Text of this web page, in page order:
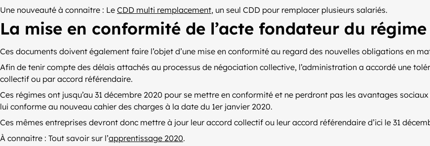
Une nouveauté à connaitre : Le CDD multi remplacement, un seul CDD pour remplacer plusieurs salariés.
La mise en conformité de l’acte fondateur du
Ces documents doivent également faire l’objet d’une mise en conformité au regard des nouvelles obligations en
Afin de tenir compte des délais attachés au processus de négociation collective, l’administration a accordé une
collectif ou par accord référendaire.
Ces régimes ont jusqu’au 31 décembre 2020 pour se mettre en conformité et ne perdront pas les avantages
lui conforme au nouveau cahier des charges à la date du 1er janvier 2020.
Ces mêmes entreprises devront donc mettre à jour leur accord collectif ou leur accord référendaire d’ici le 31
À connaitre : Tout savoir sur l’apprentissage 2020.